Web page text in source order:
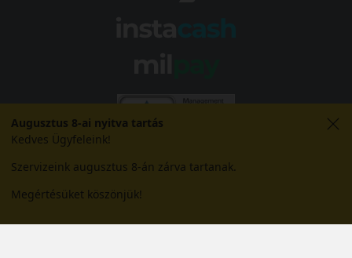
Augusztus 8-ai nyitva tartás
Kedves Ügyfeleink!
Szervizeink augusztus 8-án zárva tartanak.
Megértésüket köszönjük!